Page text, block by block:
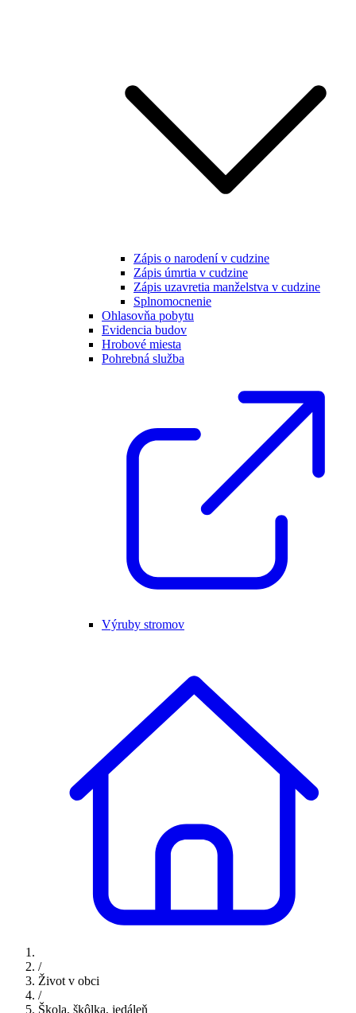
Zápis o narodení v cudzine
Zápis úmrtia v cudzine
Zápis uzavretia manželstva v cudzine
Splnomocnenie
Ohlasovňa pobytu
Evidencia budov
Hrobové miesta
Pohrebná služba
Výruby stromov
/
Život v obci
/
Škola, škôlka, jedáleň